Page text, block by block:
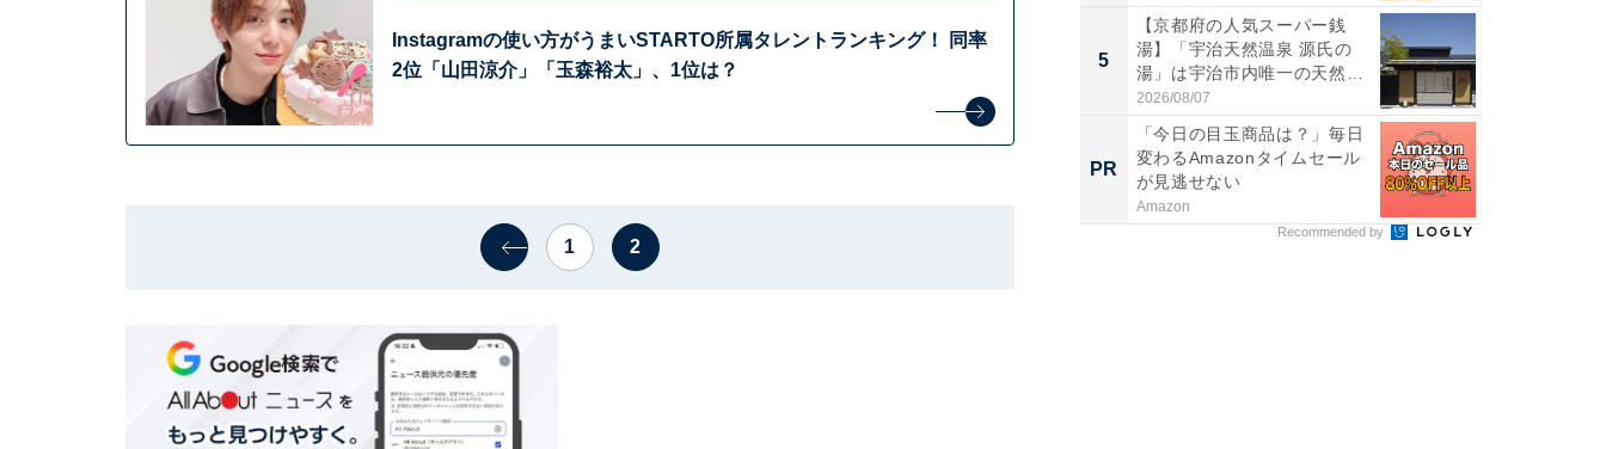
Instagramの使い方がうまいSTARTO所属タレントランキング！ 同率
2位「山田涼介」「玉森裕太」、1位は？
1 2
5
【京都府の人気スーパー銭
湯】「宇治天然温泉 源氏の
湯」は宇治市内唯一の天然温
泉と...
2026/08/07
PR
「今日の目玉商品は？」毎日
変わるAmazonタイムセール
が見逃せない
Amazon
Recommended by